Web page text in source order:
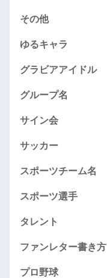
その他
ゆるキャラ
グラビアアイドル
グループ名
サイン会
サッカー
スポーツチーム名
スポーツ選手
タレント
ファンレター書き方
プロ野球